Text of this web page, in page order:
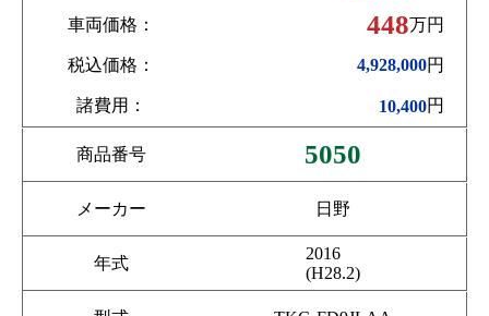
車両価格： 448万円
税込価格： 4,928,000円
諸費用： 10,400円
商品番号 5050
メーカー 日野
年式
2016
(H28.2)